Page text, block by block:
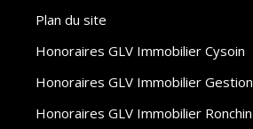
Plan du site
Honoraires GLV Immobilier Cysoin
Honoraires GLV Immobilier Gestion
Honoraires GLV Immobilier Ronchin